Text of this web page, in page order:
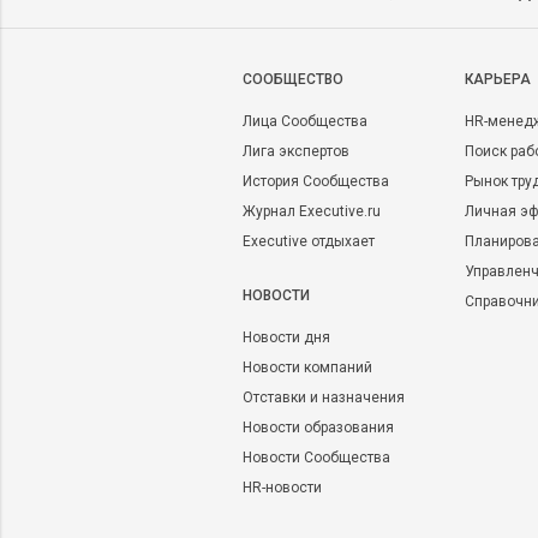
CООБЩЕСТВО
Лица Сообщества
Лига экспертов
История Сообщества
Журнал Executive.ru
Executive отдыхает
НОВОСТИ
Новости дня
Новости компаний
Отставки и назначения
Новости образования
Новости Сообщества
HR-новости
КАРЬЕРА
HR-
Поиск
Рынок
Личная